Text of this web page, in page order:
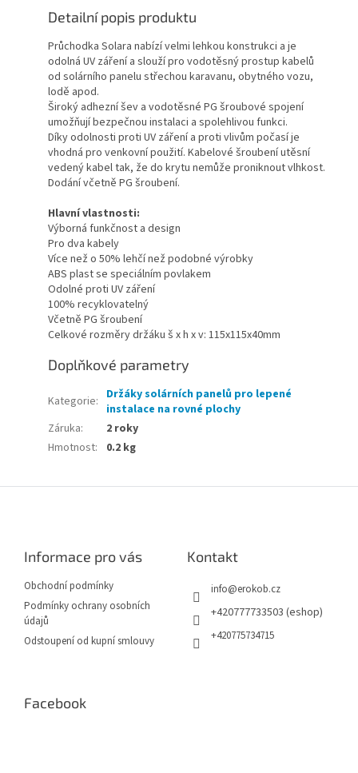
Detailní popis produktu
Průchodka Solara nabízí velmi lehkou konstrukci a je
odolná UV záření a slouží pro vodotěsný prostup kabelů
od solárního panelu střechou karavanu, obytného vozu,
lodě apod.
Široký adhezní šev a vodotěsné PG šroubové spojení
umožňují bezpečnou instalaci a spolehlivou funkci.
Díky odolnosti proti UV záření a proti vlivům počasí je
vhodná pro venkovní použití. Kabelové šroubení utěsní
vedený kabel tak, že do krytu nemůže proniknout vlhkost.
Dodání včetně PG šroubení.
Hlavní vlastnosti:
Výborná funkčnost a design
Pro dva kabely
Více než o 50% lehčí než podobné výrobky
ABS plast se speciálním povlakem
Odolné proti UV záření
100% recyklovatelný
Včetně PG šroubení
Celkové rozměry držáku š x h x v: 115x115x40mm
Doplňkové parametry
Kategorie: Držáky solárních panelů pro lepené
instalace na rovné plochy
Záruka:
2 roky
Hmotnost: 0.2 kg
Informace pro vás
Obchodní podmínky
Podmínky ochrany osobních
údajů
Odstoupení od kupní smlouvy
Kontakt
info@erokob.cz
+420777733503 (eshop)
+420775734715
Facebook